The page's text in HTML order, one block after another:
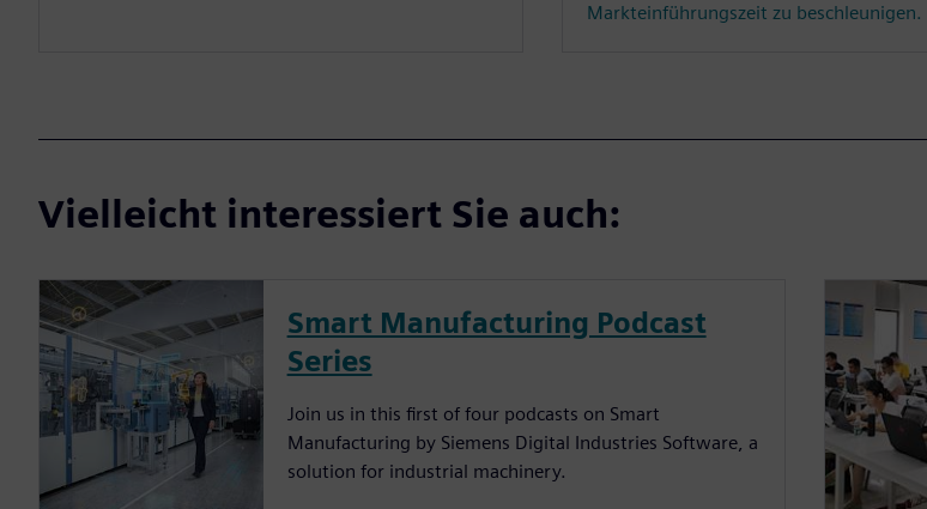
Markteinführungszeit zu beschleunigen.
Vielleicht interessiert Sie auch:
Smart Manufacturing Podcast
Series
Join us in this first of four podcasts on Smart
Manufacturing by Siemens Digital Industries Software, a
solution for industrial machinery.